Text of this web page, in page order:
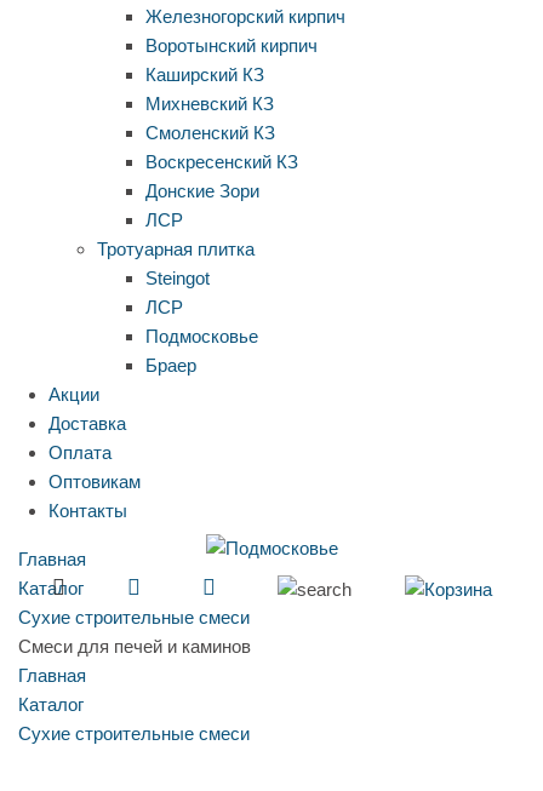
Железногорский кирпич
Воротынский кирпич
Каширский КЗ
Михневский КЗ
Смоленский КЗ
Воскресенский КЗ
Донские Зори
ЛСР
Тротуарная плитка
Steingot
ЛСР
Подмосковье
Браер
Акции
Доставка
Оплата
Оптовикам
Контакты
Главная
Каталог
Сухие строительные смеси
Смеси для печей и каминов
Главная
Каталог
Сухие строительные смеси